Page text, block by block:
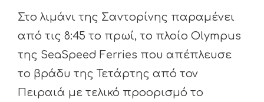
Στο λιμάνι της Σαντορίνης παραμένει
από τις 8:45 το πρωί, το πλοίο Olympus
της SeaSpeed Ferries που απέπλευσε
το βράδυ της Τετάρτης από τον
Πειραιά με τελικό προορισμό το